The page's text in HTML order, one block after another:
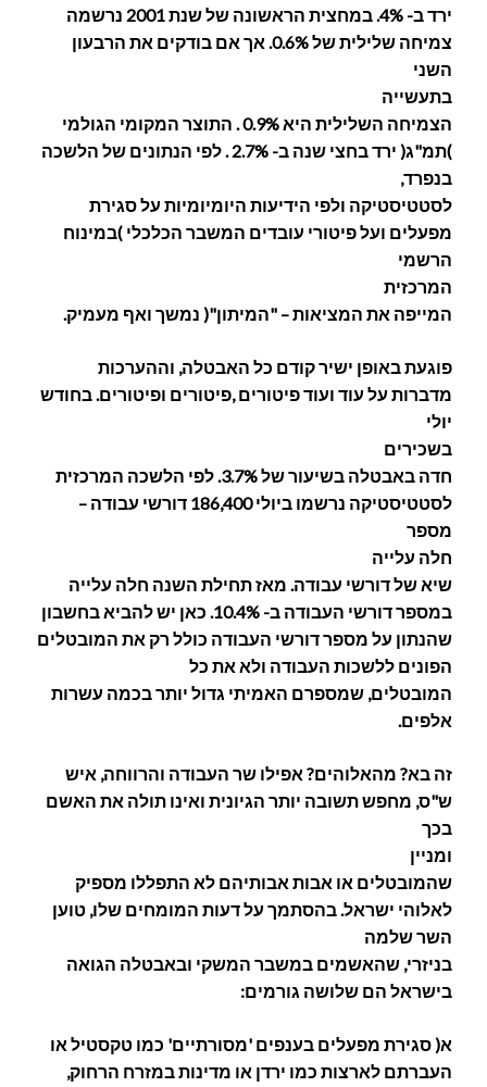
ירד ב- 4%. במחצית הראשונה של שנת 2001 נרשמה
צמיחה שלילית של 0.6%. אך אם בודקים את הרבעון
השני
בתעשייה
הצמיחה השלילית היא 0.9% . התוצר המקומי הגולמי
)תמ"ג( ירד בחצי שנה ב- 2.7% . לפי הנתונים של הלשכה
בנפרד,
לסטטיסטיקה ולפי הידיעות היומיומיות על סגירת
מפעלים ועל פיטורי עובדים המשבר הכלכלי )במינוח
הרשמי
המרכזית
המייפה את המציאות – "המיתון"( נמשך ואף מעמיק.
פוגעת באופן ישיר קודם כל האבטלה, וההערכות
מדברות על עוד ועוד פיטורים ,פיטורים ופיטורים. בחודש
יולי
בשכירים
חדה באבטלה בשיעור של 3.7%. לפי הלשכה המרכזית
לסטטיסטיקה נרשמו ביולי 186,400 דורשי עבודה –
מספר
חלה עלייה
שיא של דורשי עבודה. מאז תחילת השנה חלה עלייה
במספר דורשי העבודה ב- 10.4%. כאן יש להביא בחשבון
שהנתון על מספר דורשי העבודה כולל רק את המובטלים
הפונים ללשכות העבודה ולא את כל
המובטלים, שמספרם האמיתי גדול יותר בכמה עשרות
אלפים.
זה בא? מהאלוהים? אפילו שר העבודה והרווחה, איש
ש"ס, מחפש תשובה יותר הגיונית ואינו תולה את האשם
בכך
ומניין
שהמובטלים או אבות אבותיהם לא התפללו מספיק
לאלוהי ישראל. בהסתמך על דעות המומחים שלו, טוען
השר שלמה
בניזרי, שהאשמים במשבר המשקי ובאבטלה הגואה
בישראל הם שלושה גורמים:
א( סגירת מפעלים בענפים 'מסורתיים' כמו טקסטיל או
העברתם לארצות כמו ירדן או מדינות במזרח הרחוק,